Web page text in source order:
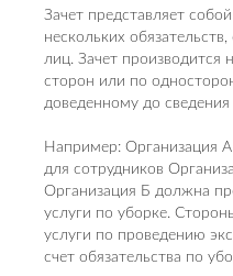
Зачет представляет
нескольких
лиц. Зачет производится
сторон или по
доведенному до
Например: Организация
для сотрудников
Организация Б должна
услуги по уборке.
услуги по проведению
счет обязательства по